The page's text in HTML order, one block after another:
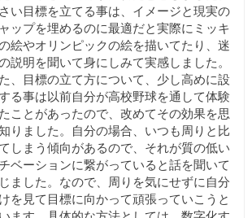
い目標を立てる事は、イメージと現実の
ップを埋めるのに最適だと実際にミッキ
絵やオリンピックの絵を描いてたり、迷
説明を聞いて身にしみて実感しました。
、目標の立て方について、少し高めに設
る事は以前自分が高校野球を通して体験
ことがあったので、改めてその効果を思
りました。自分の場合、いつも周りと比
しまう傾向があるので、それが質の低い
ベーションに繋がっていると話を聞いて
ました。なので、周りを気にせずに自分
を見て目標に向かって頑張っていこうと